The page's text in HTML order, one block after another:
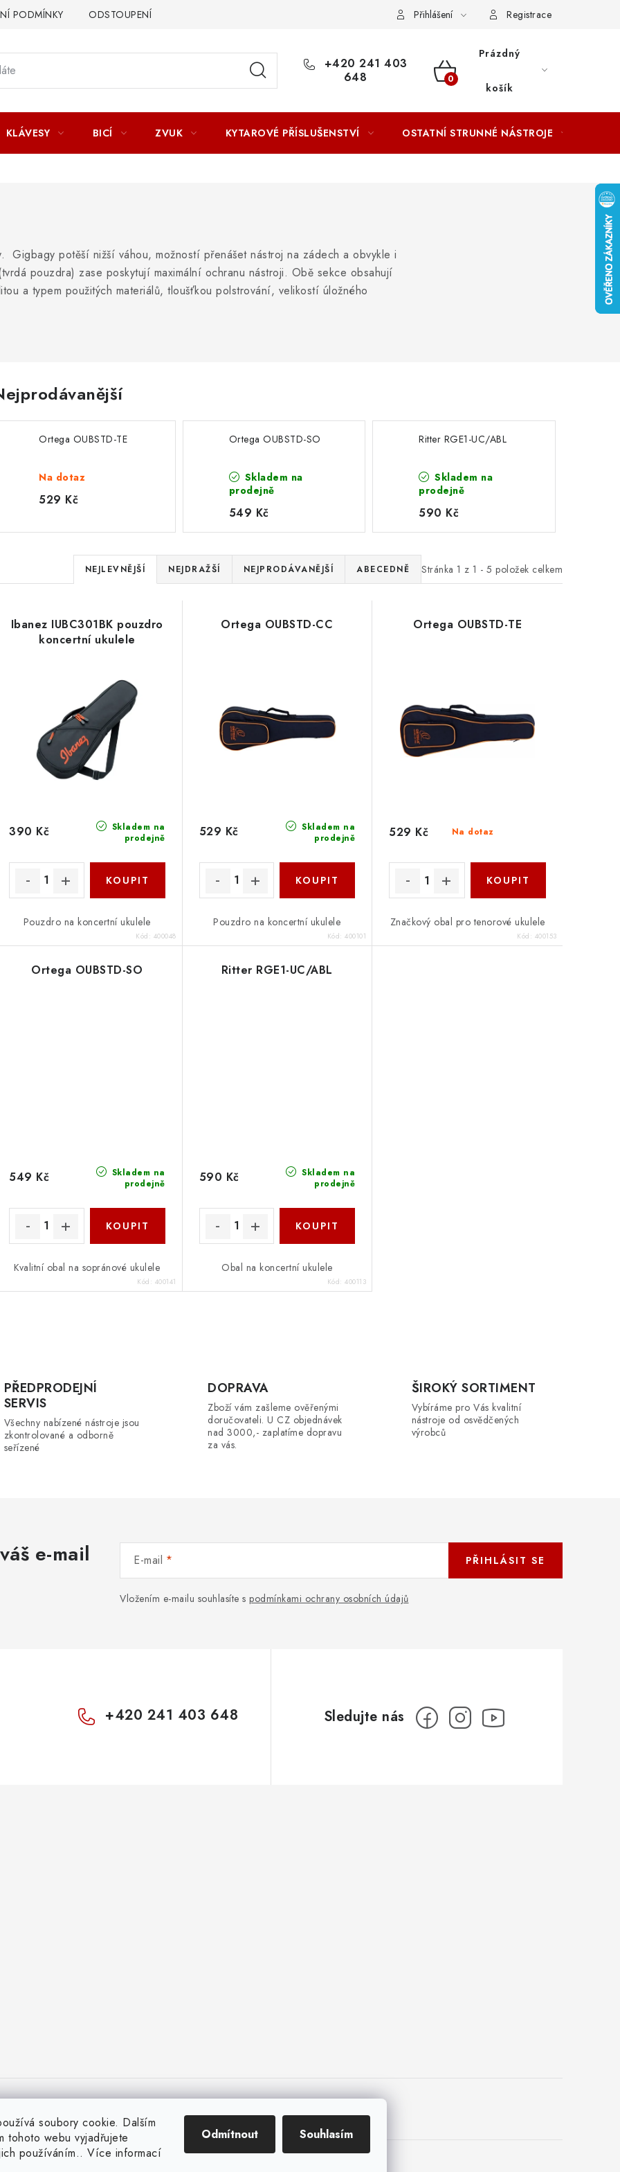
soubory cookie. Dalším
tohoto webu vyjadřujete
používáním.. Více informací
Odmítnout Souhlasím
PODMÍNKY ODSTOUPENÍ OD SMLOUVY ZÁSADY ZPRACOVÁNÍ OSOBNÍCH ÚDAJŮ
Přihlášení Registrace
+420 241 403
648
NÁKUPNÍ
Prázdný
košík
KLÁVESY BICÍ ZVUK KYTAROVÉ PŘÍSLUŠENSTVÍ OSTATNÍ STRUNNÉ NÁSTROJE
potěší nižší váhou, možností přenášet nástroj na zádech a obvykle i
pouzdra) zase poskytují maximální ochranu nástroji. Obě sekce obsahují
a typem použitých materiálů, tloušťkou polstrování, velikostí úložného
Ortega OUBSTD-TE
Na dotaz
529 Kč
Ortega OUBSTD-SO
Skladem na
prodejně
549 Kč
Ritter RGE1-UC/ABL
Skladem na
prodejně
590 Kč
Stránka 1 z 1 - 5 položek celkem
Ř
a
z
e
p
r
o
k
ů
NEJLEVNĚJŠÍ NEJDRAŽŠÍ NEJPRODÁVANĚJŠÍ ABECEDNĚ
Ibanez IUBC301BK pouzdro
koncertní ukulele
Skladem na
prodejně
390 Kč
Pouzdro na koncertní ukulele
Kód: 400048
Ortega OUBSTD-CC
Skladem na
prodejně
529 Kč
Pouzdro na koncertní ukulele
Kód:400101
Ortega OUBSTD-TE
Na dotaz
529 Kč
Značkový obal pro tenorové ukulele
Kód: 400153
Ortega OUBSTD-SO
Skladem na
prodejně
549 Kč
Kvalitní obal na sopránové ukulele
Kód: 400141
Ritter RGE1-UC/ABL
Skladem na
prodejně
590 Kč
Obal na koncertní ukulele
Kód:400113
PŘEDPRODEJNÍ
SERVIS
Všechny nabízené nástroje jsou
zkontrolované a odborně
seřízené
DOPRAVA
Zboží vám zašleme ověřenými
doručovateli. U CZ objednávek
nad 3000,- zaplatíme dopravu
za vás.
ŠIROKÝ SORTIMENT
Vybíráme pro Vás kvalitní
nástroje od osvědčených
výrobců
e-mail E-mail
Vložením e-mailu souhlasíte s podmínkami ochrany osobních údajů
PŘIHLÁSIT SE
+420 241 403 648